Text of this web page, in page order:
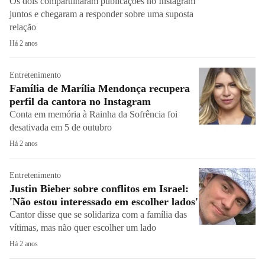
juntos e chegaram a responder sobre uma suposta
relação
Há 2 anos
Entretenimento
Família de Marília Mendonça recupera
perfil da cantora no Instagram
Conta em memória à Rainha da Sofrência foi
desativada em 5 de outubro
Há 2 anos
Entretenimento
Justin Bieber sobre conflitos em Israel:
'Não estou interessado em escolher lados'
Cantor disse que se solidariza com a família das
vítimas, mas não quer escolher um lado
Há 2 anos